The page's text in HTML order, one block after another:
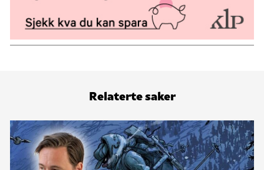
Relaterte saker